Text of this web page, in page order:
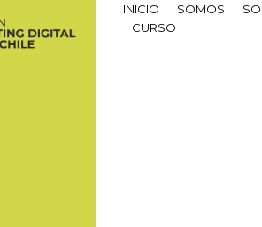
INICIO SOMOS
CURSO